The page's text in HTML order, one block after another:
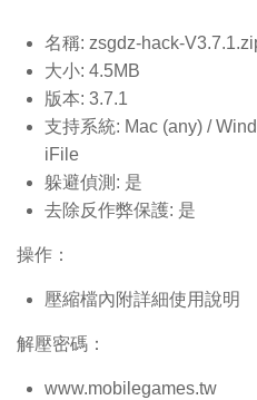
名稱: zsgdz-hack-V3.7.1.
大小: 4.5MB
版本: 3.7.1
支持系統: Mac (any) /
iFile
躲避偵測: 是
去除反作弊保護: 是
操作：
壓縮檔內附詳細使用說明
解壓密碼：
www.mobilegames.tw